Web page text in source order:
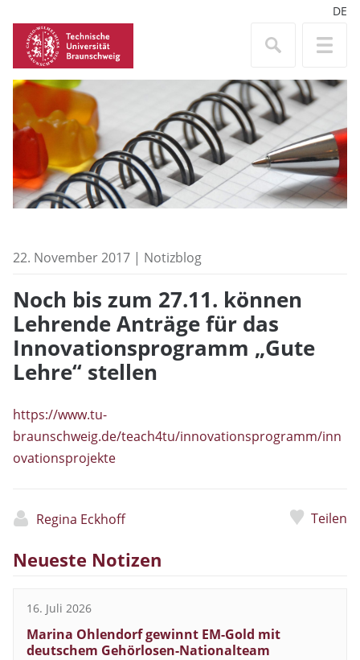
DE
22. November 2017 | Notizblog
Noch bis zum 27.11. können
Lehrende Anträge für das
Innovationsprogramm „Gute
Lehre“ stellen
https://www.tu-
braunschweig.de/teach4tu/innovationsprogramm/inn
ovationsprojekte
Regina Eckhoff Teilen
Neueste Notizen
16. Juli 2026
Marina Ohlendorf gewinnt EM-Gold mit
deutschem Gehörlosen-Nationalteam